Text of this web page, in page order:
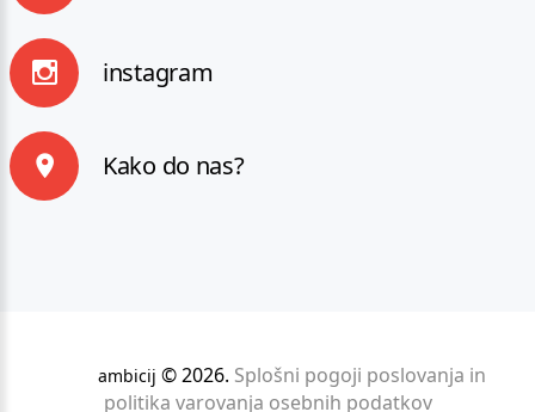
instagram
Kako do nas?
ambicij © 2026. Splošni pogoji poslovanja in
politika varovanja osebnih podatkov